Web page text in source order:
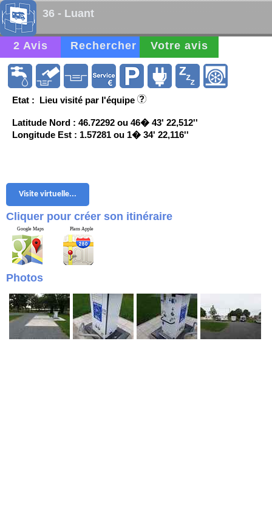
36 - Luant
2 Avis Rechercher Votre avis
Etat : Lieu visité par l'équipe
Latitude Nord : 46.72292 ou 46� 43' 22,512''
Longitude Est : 1.57281 ou 1� 34' 22,116''
Visite virtuelle...
Cliquer pour créer son itinéraire
Google Maps Plans Apple
Photos